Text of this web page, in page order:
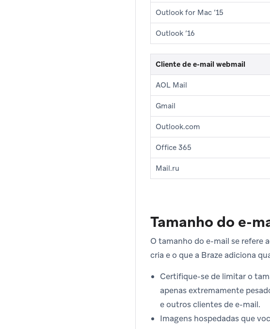
Outlook for Mac ‘15
Outlook ‘16
Cliente de e-mail webmail
AOL Mail
Gmail
Outlook.com
Office 365
Mail.ru
Tamanho do e-
O tamanho do e-mail se refere
cria e o que a Braze adiciona
Certifique-se de limitar o
apenas extremamente
e outros clientes de e-mail.
Imagens hospedadas que